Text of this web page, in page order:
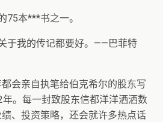
75本***书之一。
于我的传记都要好。——巴菲特
会亲自执笔给伯克希尔的股东写
。每一封致股东信都洋洋洒洒数
、投资策略，还会就许多热点话